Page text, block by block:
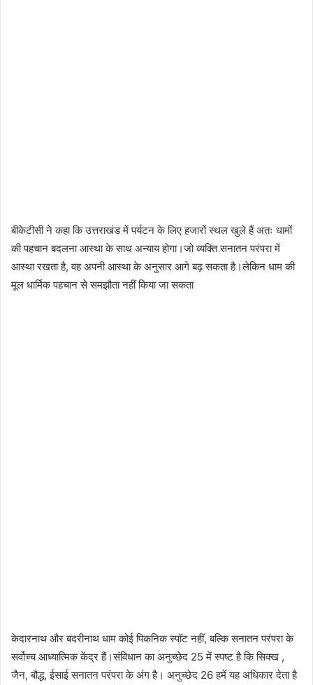
बीकेटीसी ने कहा कि उत्तराखंड में पर्यटन के लिए हजारों स्थल खुले हैं अतः धामों
की पहचान बदलना आस्था के साथ अन्याय होगा।जो व्यक्ति सनातन परंपरा में
आस्था रखता है, वह अपनी आस्था के अनुसार आगे बढ़ सकता है।लेकिन धाम की
मूल धार्मिक पहचान से समझौता नहीं किया जा सकता
केदारनाथ और बदरीनाथ धाम कोई पिकनिक स्पॉट नहीं, बल्कि सनातन परंपरा के
सर्वोच्च आध्यात्मिक केंद्र हैं।संविधान का अनुच्छेद 25 में स्पष्ट है कि सिक्ख ,
जैन, बौद्ध, ईसाई सनातन परंपरा के अंग है। अनुच्छेद 26 हमें यह अधिकार देता है